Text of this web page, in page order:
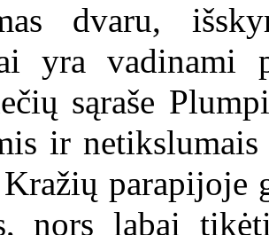
dvaru,
yra vadinami
sąraše
ir
parapijoje
nors labai